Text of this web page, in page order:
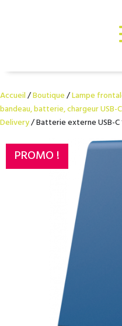
Accueil/Boutique/Lampe
bandeau, batterie, chargeur USB-C
Delivery/ Batterie externe USB-C
PROMO !